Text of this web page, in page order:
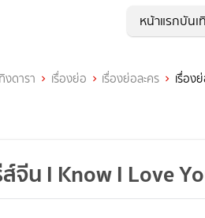
หน้าแรกบันเ
งดารา เรื่องย่อ เรื่องย่อละคร เรื่อง
จีน I Know I Love